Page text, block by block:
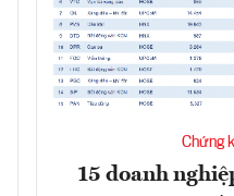
Chứng
15 doanh